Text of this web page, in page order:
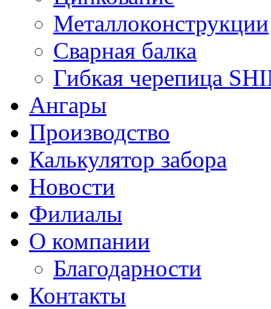
Металлоконструкции
Сварная балка
Гибкая черепица
Ангары
Производство
Калькулятор забора
Новости
Филиалы
О компании
Благодарности
Контакты